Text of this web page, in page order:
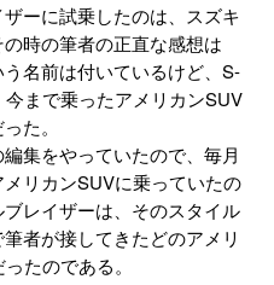
ーに試乗したのは、スズキ
時の筆者の正直な感想は
名前は付いているけど、S-
まで乗ったアメリカンSUV
た。
集をやっていたので、毎月
リカンSUVに乗っていたの
レイザーは、そのスタイル
者が接してきたどのアメリ
たのである。